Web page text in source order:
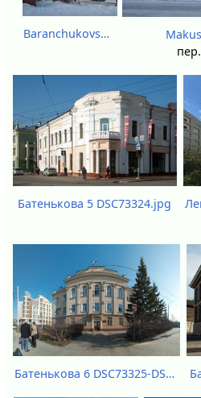
Baranchukovsky-31-DSC46086.jpg
Батенькова 5 DSC73324.jpg
Батенькова 6 DSC73325-DSC73340.jpg